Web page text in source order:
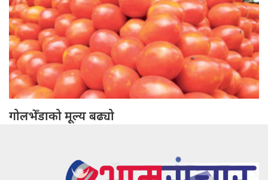
गोलभेँडाको मूल्य बढ्यो